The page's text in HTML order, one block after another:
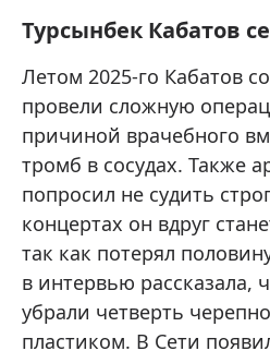
Турсынбек Кабатов
Летом 2025-го Кабатов
провели сложную
причиной врачебного
тромб в сосудах. Также
попросил не судить
концертах он вдруг
так как потерял
в интервью рассказала,
убрали четверть
пластиком. В Сети